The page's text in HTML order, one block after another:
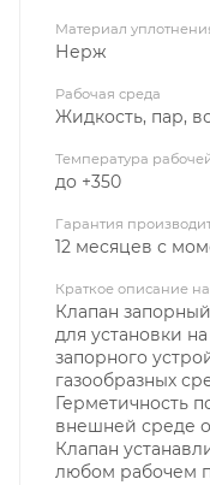
Материал
Нерж
Рабочая среда
Жидкость, пар,
Температура
до +350
Гарантия
12 месяцев с
Краткое описание
Клапан
для установки
запорного
газообразных
Герметичность
внешней среде
Клапан
любом рабочем